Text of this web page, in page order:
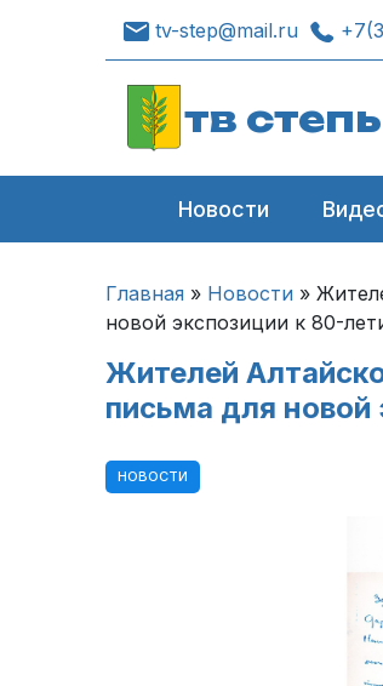
tv-step@mail.ru
тв степь
Новости
Главная » Новости »
новой экспозиции к 80-
Жителей
письма для
НОВОСТИ